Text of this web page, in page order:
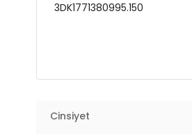
3DK1771380995.150
Cinsiyet